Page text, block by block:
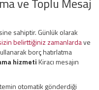
sahiptir. Günlük olarak
belirttiğiniz zamanlardave
borç hatırlatma
hizmetiKiracı mesajın
otomatik gönderdiği